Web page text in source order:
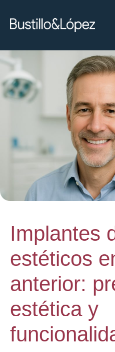
Implantes
estéticos
anterior:
estética y